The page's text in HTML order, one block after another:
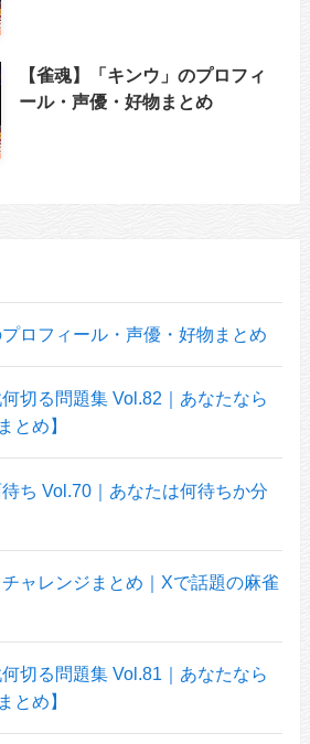
【雀魂】「キンウ」のプロフィ
ール・声優・好物まとめ
プロフィール・声優・好物まとめ
何切る問題集 Vol.82｜あなたなら
とめ】
待ち Vol.70｜あなたは何待ちか分
チャレンジまとめ｜Xで話題の麻雀
何切る問題集 Vol.81｜あなたなら
とめ】